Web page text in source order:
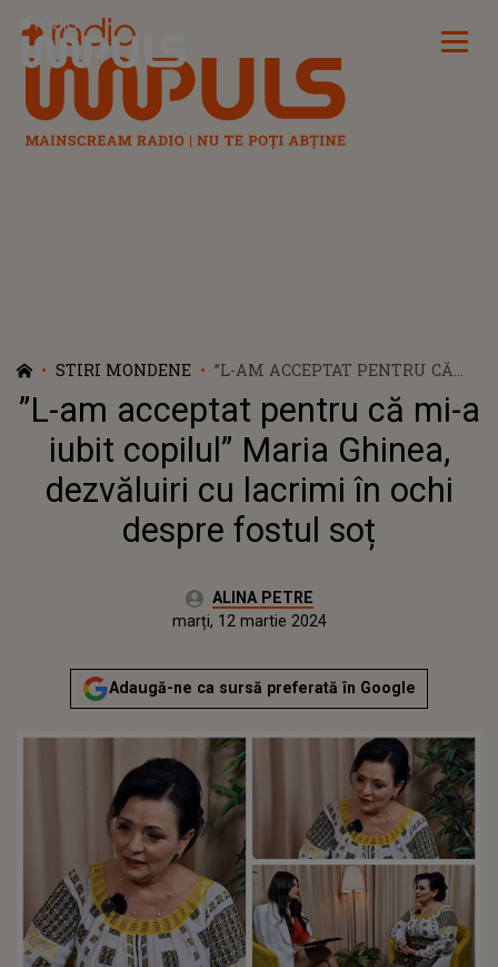
Radio Impuls
STIRI MONDENE
”L-AM ACCEPTAT PENTRU CĂ
MI-A IUBIT COPILUL” MARIA
GHINEA, DEZVĂLUIRI CU
LACRIMI ÎN OCHI DESPRE
FOSTUL SOȚ
”L-am acceptat pentru că mi-a
iubit copilul” Maria Ghinea,
dezvăluiri cu lacrimi în ochi
despre fostul soț
Autor:ALINA PETRE
Publicat:
marți, 12 martie 2024
Adaugă-ne ca sursă preferată în Google